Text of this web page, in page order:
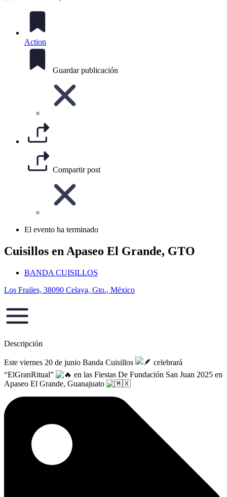
Action
Guardar publicación
Compartir post
El evento ha terminado
Cuisillos en Apaseo El Grande, GTO
BANDA CUISILLOS
Los Frailes, 38090 Celaya, Gto., México
Descripción
Este viernes 20 de junio Banda Cuisillos
celebrará
“ElGranRitual”
en las Fiestas De Fundación San Juan 2025 en
Apaseo El Grande, Guanajuato